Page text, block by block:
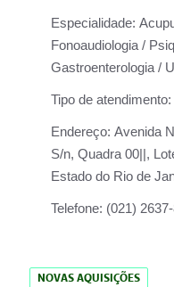
Especialidade:
Fonoaudiologia /
Gastroenterologia /
Tipo de atendimento:
Endereço: Avenida
S/n, Quadra 00||,
Estado do Rio de
Telefone: (021)
NOVAS AQUISIÇÕES